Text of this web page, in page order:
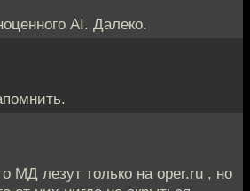
AI. Далеко.
МД лезут только на oper.ru , но